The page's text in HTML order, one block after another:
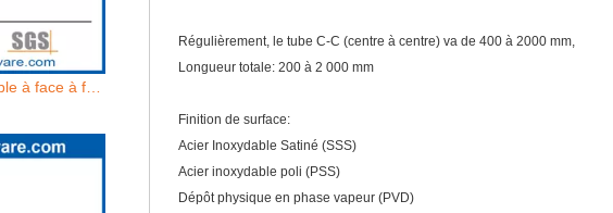
Régulièrement, le tube C-C (centre à centre) va de 400 à 2000 mm,
Longueur totale: 200 à 2 000 mm
Finition de surface:
Acier Inoxydable Satiné (SSS)
Acier inoxydable poli (PSS)
Dépôt physique en phase vapeur (PVD)